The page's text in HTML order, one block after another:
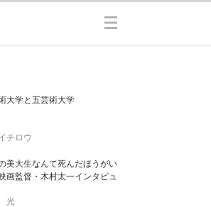
大学と五芸術大学
チロウ
美大生なんて死んだほうがい
画監督・木村太一インタビュ
光